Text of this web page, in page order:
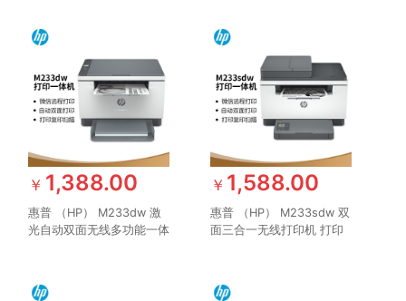
无线
￥ 1,388.00
惠普 （HP） M233dw 激
光自动双面无线多功能一体
￥ 1,588.00
惠普 （HP） M233sdw 双
面三合一无线打印机 打印